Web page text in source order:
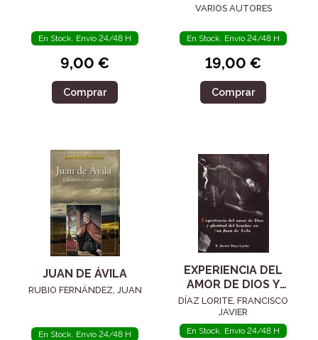
En Stock. Envío 24/48 H
9,00 €
Comprar
VARIOS AUTORES
En Stock. Envío 24/48 H
19,00 €
Comprar
JUAN DE ÁVILA
RUBIO FERNÁNDEZ, JUAN
En Stock. Envío 24/48 H
EXPERIENCIA DEL
AMOR DE DIOS Y
PLENITUD DEL
HOMBRE EN SAN
JUAN DE ÁVILA
DÍAZ LORITE, FRANCISCO
JAVIER
En Stock. Envío 24/48 H